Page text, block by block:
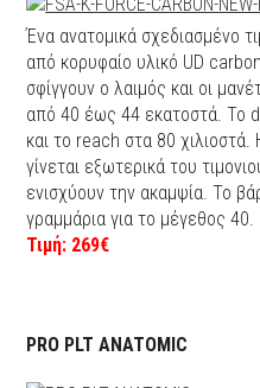
Ένα ανατομικά σχεδιασμένο
από κορυφαίο υλικό UD
σφίγγουν ο λαιμός και οι
από 40 έως 44 εκατοστά. Το
και το reach στα 80
γίνεται εξωτερικά του
ενισχύουν την ακαμψία. Το
γραμμάρια για το μέγεθος 40.
Τιμή: 269€
PRO PLT ANATOMIC